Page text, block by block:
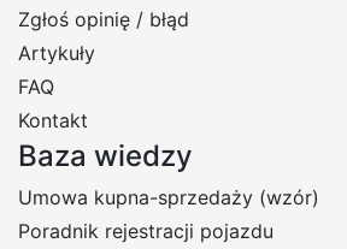
Zgłoś opinię / błąd
Artykuły
FAQ
Kontakt
Baza wiedzy
Umowa kupna-sprzedaży (wzór)
Poradnik rejestracji pojazdu